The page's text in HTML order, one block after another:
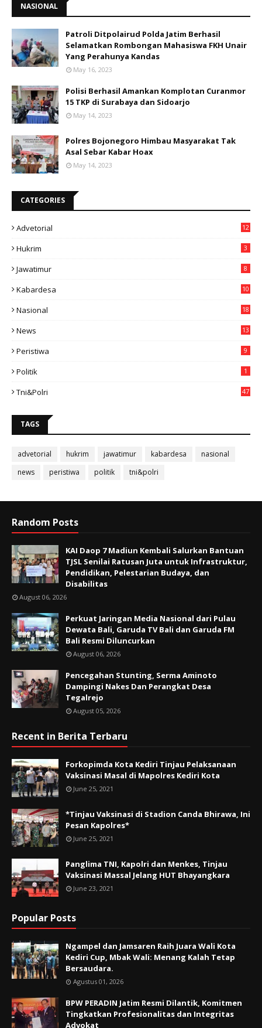
NASIONAL
Patroli Ditpolairud Polda Jatim Berhasil
Selamatkan Rombongan Mahasiswa FKH Unair
Yang Perahunya Kandas
May 16, 2023
Polisi Berhasil Amankan Komplotan Curanmor
15 TKP di Surabaya dan Sidoarjo
May 14, 2023
Polres Bojonegoro Himbau Masyarakat Tak
Asal Sebar Kabar Hoax
May 14, 2023
CATEGORIES
Advetorial 12
Hukrim 3
Jawatimur 8
Kabardesa
10
Nasional
18
News
13
Peristiwa 9
Politik 1
Tni&polri 47
TAGS
advetorial hukrim jawatimur kabardesa
nasional
news
peristiwa politik tni&polri
Random Posts
KAI Daop 7 Madiun Kembali Salurkan Bantuan
TJSL Senilai Ratusan Juta untuk Infrastruktur,
Pendidikan, Pelestarian Budaya, dan
Disabilitas
August 06, 2026
Perkuat Jaringan Media Nasional dari Pulau
Dewata Bali, Garuda TV Bali dan Garuda FM
Bali Resmi Diluncurkan
August 06, 2026
Pencegahan Stunting, Serma Aminoto
Dampingi Nakes Dan Perangkat Desa
Tegalrejo
August 05, 2026
Recent in Berita Terbaru
Forkopimda Kota Kediri Tinjau Pelaksanaan
Vaksinasi Masal di Mapolres Kediri Kota
June 25, 2021
*Tinjau Vaksinasi di Stadion Canda Bhirawa, Ini
Pesan Kapolres*
June 25, 2021
Panglima TNI, Kapolri dan Menkes, Tinjau
Vaksinasi Massal Jelang HUT Bhayangkara
June 23, 2021
Popular Posts
Ngampel dan Jamsaren Raih Juara Wali Kota
Kediri Cup, Mbak Wali: Menang Kalah Tetap
Bersaudara.
Agustus 01, 2026
BPW PERADIN Jatim Resmi Dilantik, Komitmen
Tingkatkan Profesionalitas dan Integritas
Advokat